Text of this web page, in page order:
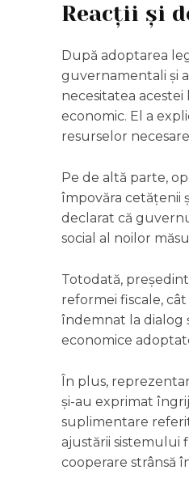
Reacții și
După adoptarea
guvernamentali și
necesitatea
economic. El a
resurselor
Pe de altă parte,
împovăra cetățenii
declarat că
social al noilor
Totodată,
reformei fiscale,
îndemnat la dialog
economice
În plus,
și-au exprimat
suplimentare
ajustării sistemului
cooperare strânsă